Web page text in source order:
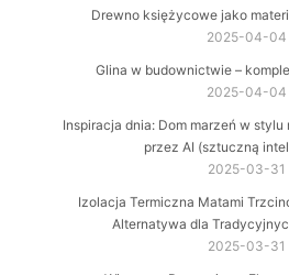
Drewno księżycowe jako
2025-04-04
Glina w budownictwie –
2025-04-04
Inspiracja dnia: Dom marzeń w
przez AI (sztuczną
2025-03-31
Izolacja Termiczna Matami
Alternatywa dla
2025-03-31